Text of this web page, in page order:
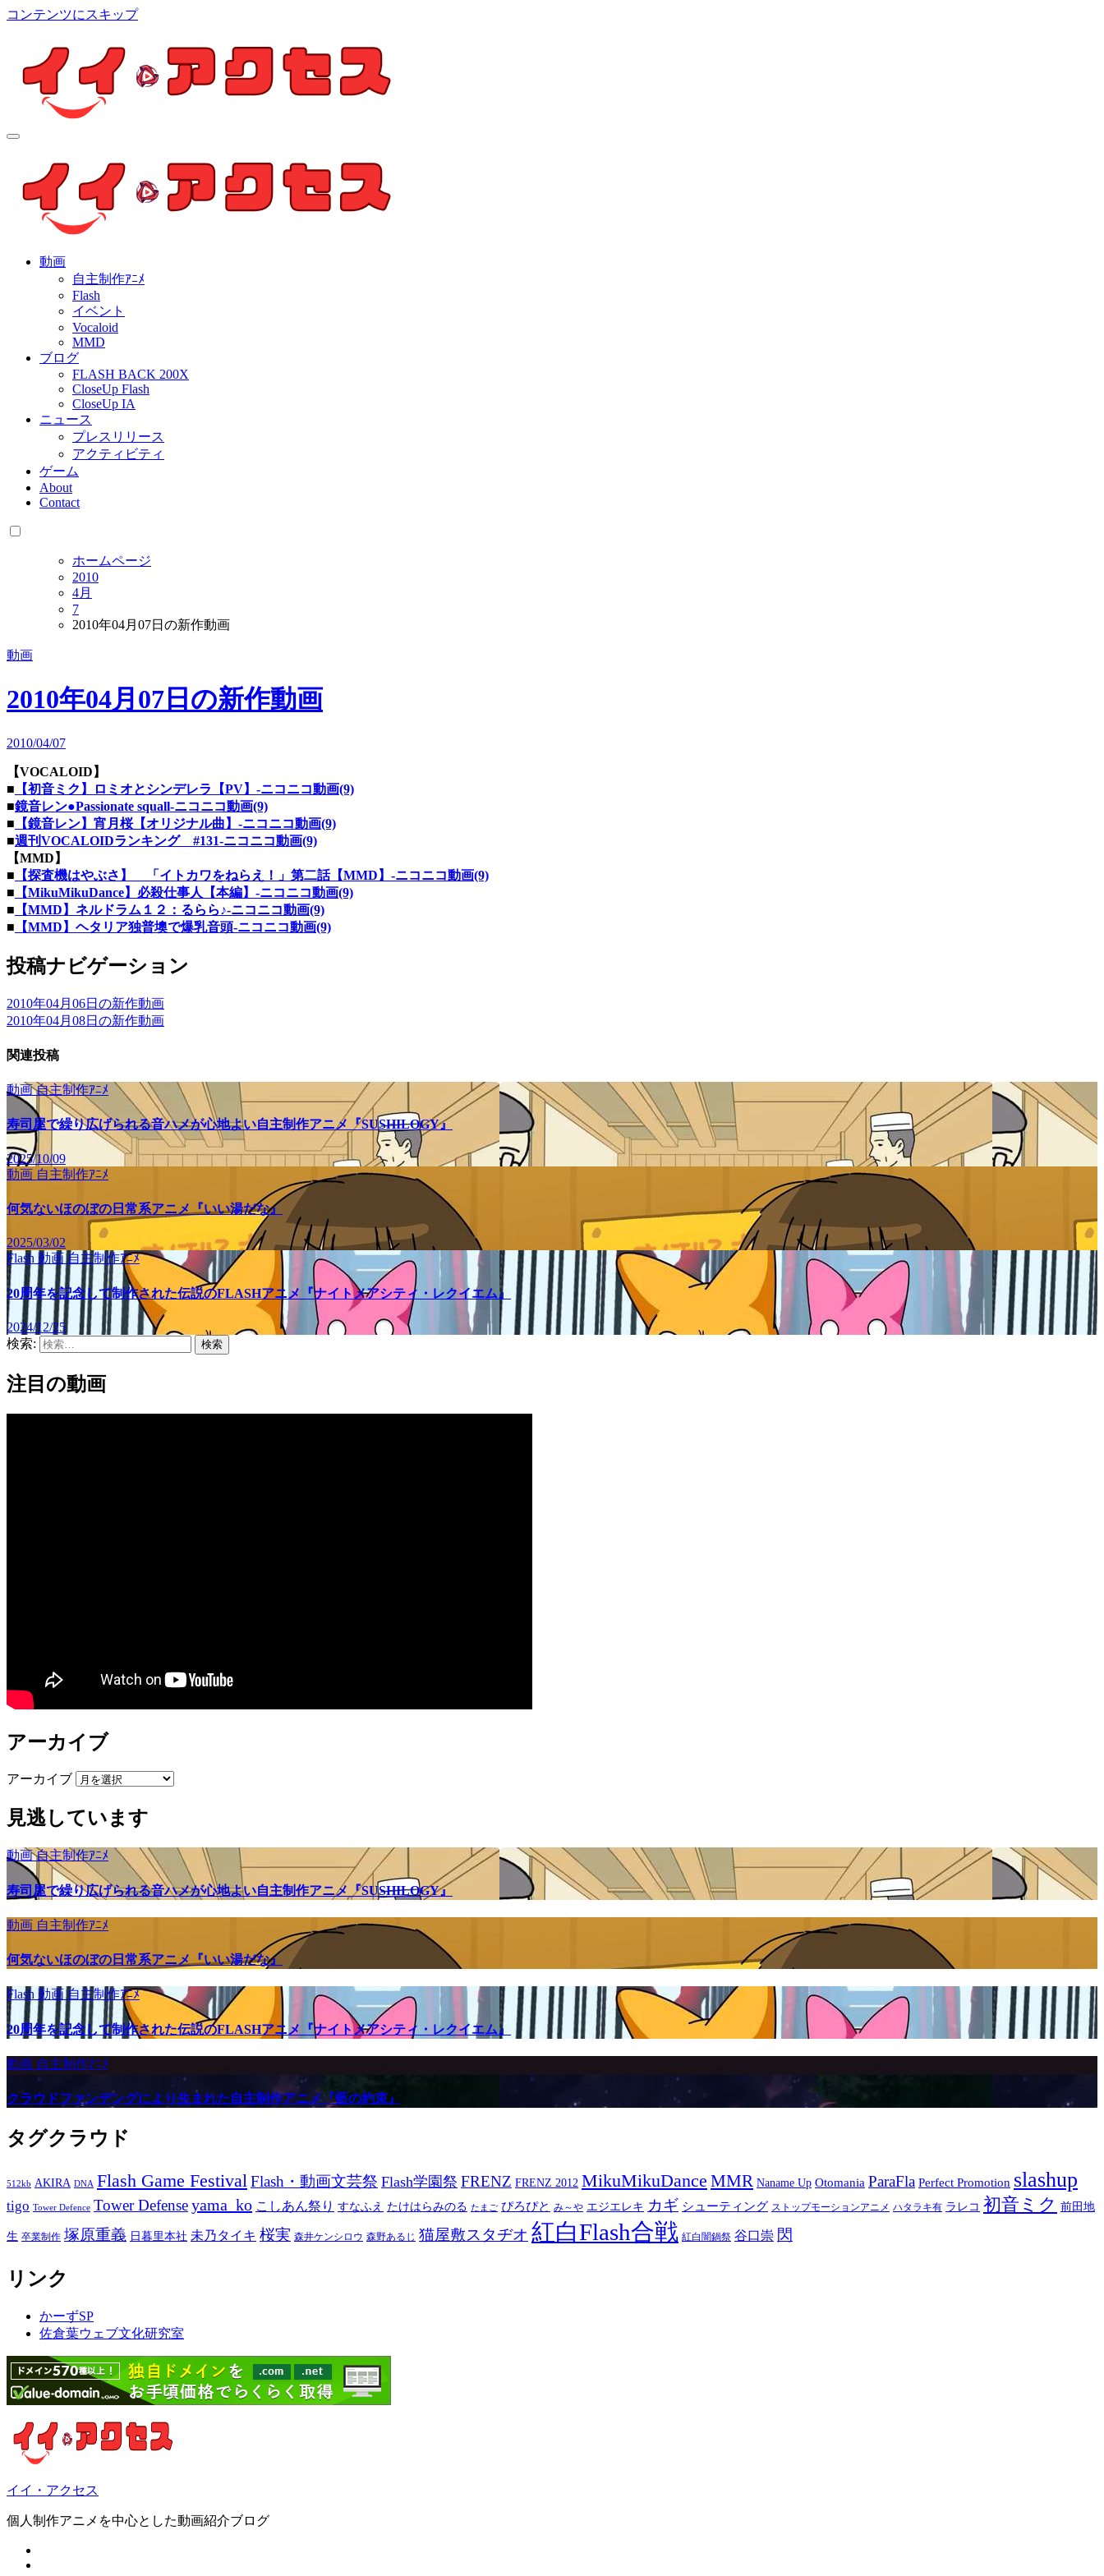
コンテンツにスキップ
個人制作アニメを中心とした動画紹介ブログ
動画
自主制作ｱﾆﾒ
Flash
イベント
Vocaloid
MMD
ブログ
FLASH BACK 200X
CloseUp Flash
CloseUp IA
ニュース
プレスリリース
アクティビティ
ゲーム
About
Contact
ホームページ
2010
4月
7
2010年04月07日の新作動画
動画
2010年04月07日の新作動画
2010/04/07
【VOCALOID】
■ 【初音ミク】ロミオとシンデレラ【PV】‐ニコニコ動画(9)
■鏡音レン●Passionate squall‐ニコニコ動画(9)
■ 【鏡音レン】宵月桜【オリジナル曲】‐ニコニコ動画(9)
■週刊VOCALOIDランキング #131‐ニコニコ動画(9)
【MMD】
■ 【探査機はやぶさ】 「イトカワをねらえ！」第二話【MMD】‐ニコニコ動画(9)
■ 【MikuMikuDance】必殺仕事人【本編】‐ニコニコ動画(9)
■ 【MMD】ネルドラム１２：るらら♪‐ニコニコ動画(9)
■ 【MMD】ヘタリア独普墺で爆乳音頭‐ニコニコ動画(9)
投稿ナビゲーション
2010年04月06日の新作動画
2010年04月08日の新作動画
関連投稿
動画自主制作ｱﾆﾒ
寿司屋で繰り広げられる音ハメが心地よい自主制作アニメ『SUSHILOGY』
2025/10/09
動画 自主制作ｱﾆﾒ
何気ないほのぼの日常系アニメ『いい湯だな』
2025/03/02
Flash 動画自主制作ｱﾆﾒ
20周年を記念して制作された伝説のFLASHアニメ『ナイトメアシティ・レクイエム』
2024/12/25
検索:
注目の動画
アーカイブ
アーカイブ
見逃しています
動画自主制作ｱﾆﾒ
寿司屋で繰り広げられる音ハメが心地よい自主制作アニメ『SUSHILOGY』
動画 自主制作ｱﾆﾒ
何気ないほのぼの日常系アニメ『いい湯だな』
Flash 動画自主制作ｱﾆﾒ
20周年を記念して制作された伝説のFLASHアニメ『ナイトメアシティ・レクイエム』
動画 自主制作ｱﾆﾒ
クラウドファンデングにより生まれた自主制作アニメ『藍の約束』
タグクラウド
512kb AKIRA DNA Flash Game FestivalFlash・動画文芸祭 Flash学園祭 FRENZ FRENZ 2012 MikuMikuDance MMR Naname Up Otomania ParaFla Perfect Promotion slashup
tigo Tower Defence Tower Defenseyama_ko こしあん祭り すなふえ たけはらみのる たまご ぴろぴと み～や エジエレキ カギ シューティング ストップモーションアニメ ハタラキ有 ラレコ 初音ミク 前田地
生 卒業制作 塚原重義 日暮里本社 未乃タイキ 桜実 森井ケンシロウ 森野あるじ 猫屋敷スタヂオ 紅白Flash合戦 紅白闇鍋祭 谷口崇 閃
リンク
かーずSP
佐倉葉ウェブ文化研究室
イイ・アクセス
個人制作アニメを中心とした動画紹介ブログ